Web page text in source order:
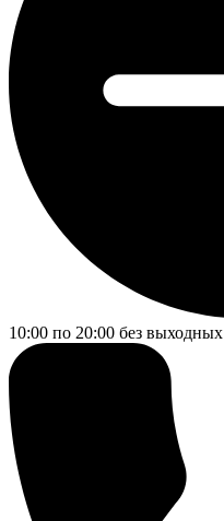
10:00 по 20:00 без выходных